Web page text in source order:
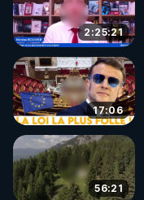
2:25:21
17:06
56:21